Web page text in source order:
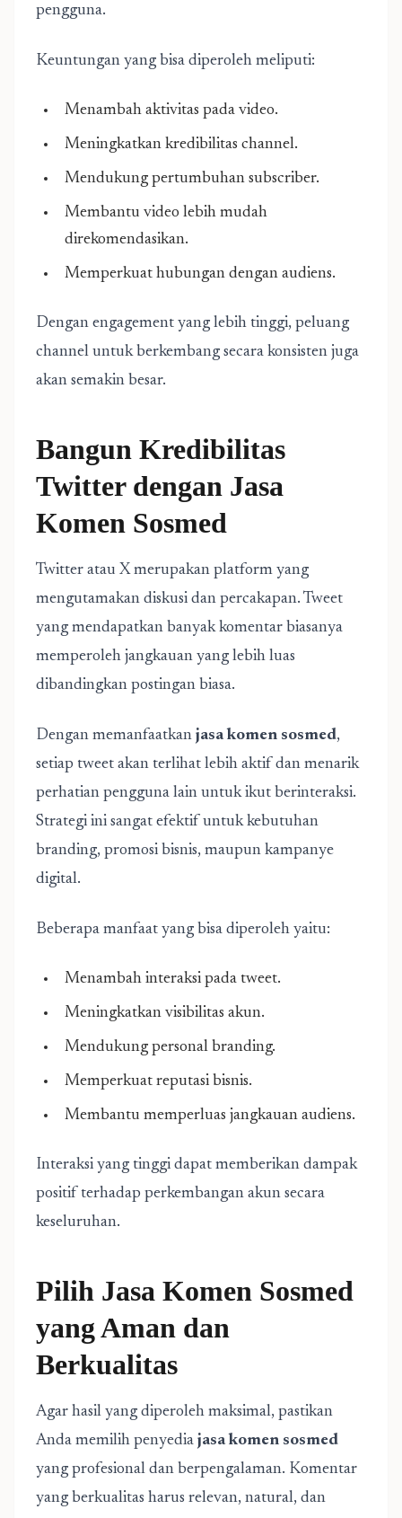
pengguna.
Keuntungan yang bisa diperoleh meliputi:
Menambah aktivitas pada video.
Meningkatkan kredibilitas channel.
Mendukung pertumbuhan subscriber.
Membantu video lebih mudah
direkomendasikan.
Memperkuat hubungan dengan audiens.
Dengan engagement yang lebih tinggi, peluang
channel untuk berkembang secara konsisten juga
akan semakin besar.
Bangun Kredibilitas
Twitter dengan Jasa
Komen Sosmed
Twitter atau X merupakan platform yang
mengutamakan diskusi dan percakapan. Tweet
yang mendapatkan banyak komentar biasanya
memperoleh jangkauan yang lebih luas
dibandingkan postingan biasa.
Dengan memanfaatkan jasa komen sosmed,
setiap tweet akan terlihat lebih aktif dan menarik
perhatian pengguna lain untuk ikut berinteraksi.
Strategi ini sangat efektif untuk kebutuhan
branding, promosi bisnis, maupun kampanye
digital.
Beberapa manfaat yang bisa diperoleh yaitu:
Menambah interaksi pada tweet.
Meningkatkan visibilitas akun.
Mendukung personal branding.
Memperkuat reputasi bisnis.
Membantu memperluas jangkauan audiens.
Interaksi yang tinggi dapat memberikan dampak
positif terhadap perkembangan akun secara
keseluruhan.
Pilih Jasa Komen Sosmed
yang Aman dan
Berkualitas
Agar hasil yang diperoleh maksimal, pastikan
Anda memilih penyedia jasa komen sosmed
yang profesional dan berpengalaman. Komentar
yang berkualitas harus relevan, natural, dan